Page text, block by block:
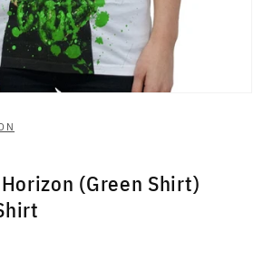
(Green Shirt)